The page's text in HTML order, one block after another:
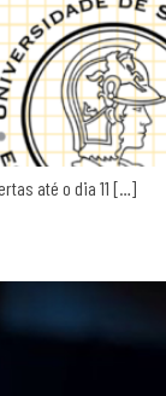
até o dia 11 […]